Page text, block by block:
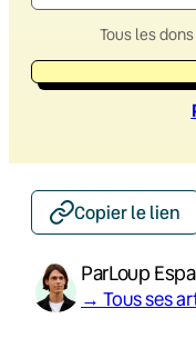
Tous les
Copier le lien
ParLoup
→ Tous ses